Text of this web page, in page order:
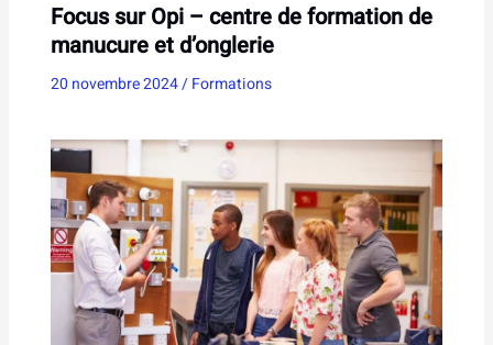
Focus sur Opi – centre de formation de
manucure et d’onglerie
20 novembre 2024/Formations